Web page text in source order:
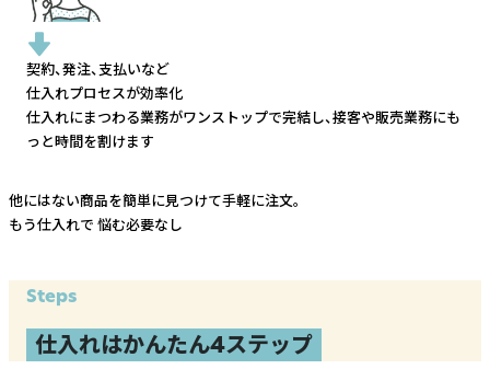
契約、発注、支払いなど
仕入れプロセスが効率化
仕入れにまつわる業務がワンストップで完結し、接客や販売業務にも
っと時間を割けます
他にはない商品を簡単に見つけて手軽に注文。
もう仕入れで 悩む必要なし
Steps
仕入れはかんたん4ステップ